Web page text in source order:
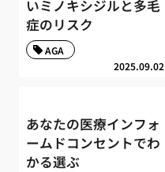
いミノキシジルと多毛
症のリスク
2025.09.02
AGA
あなたの医療インフォ
ームドコンセントでわ
かる選ぶ